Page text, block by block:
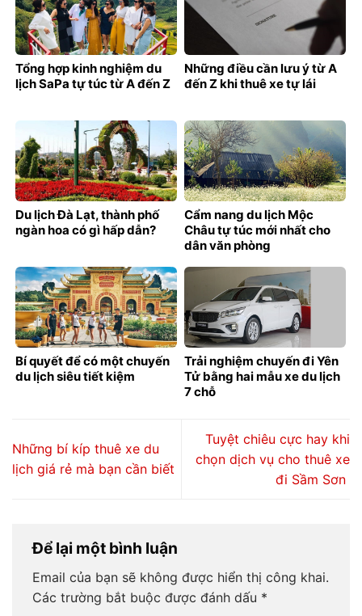
Tổng hợp kinh nghiệm du
lịch SaPa tự túc từ A đến Z
Những điều cần lưu ý từ A
đến Z khi thuê xe tự lái
Du lịch Đà Lạt, thành phố
ngàn hoa có gì hấp dẫn?
Cẩm nang du lịch Mộc
Châu tự túc mới nhất cho
dân văn phòng
Bí quyết để có một chuyến
du lịch siêu tiết kiệm
Trải nghiệm chuyến đi Yên
Tử bằng hai mẫu xe du lịch
7 chỗ
Những bí kíp thuê xe du
lịch giá rẻ mà bạn cần biết
Tuyệt chiêu cực hay khi
chọn dịch vụ cho thuê xe
đi Sầm Sơn
Để lại một bình luận
Email của bạn sẽ không được hiển thị công khai.
Các trường bắt buộc được đánh dấu *